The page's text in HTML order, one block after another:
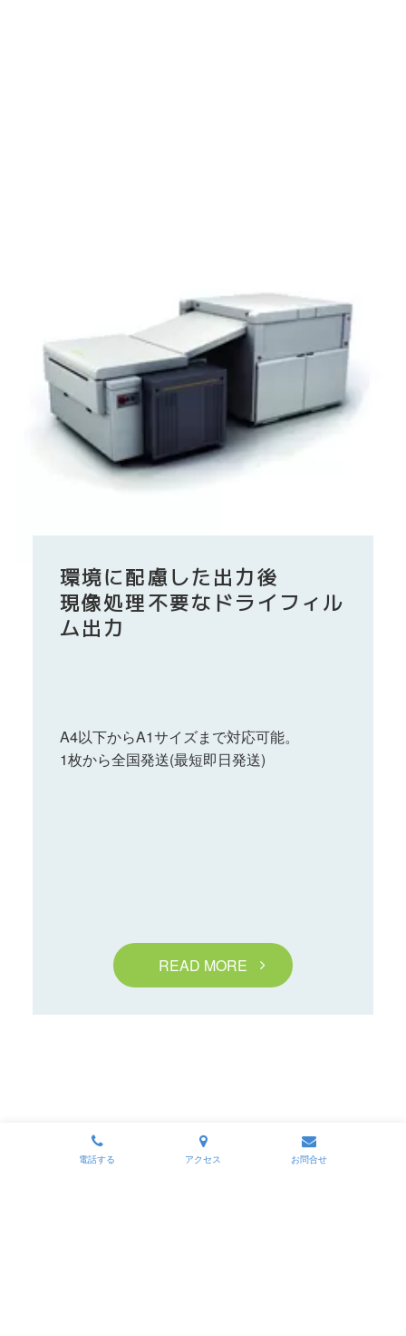
環境に配慮した出力後
現像処理不要なドライフィル
ム出力
A4以下からA1サイズまで対応可能。
1枚から全国発送(最短即日発送)
READ MORE
電話する アクセス お問合せ